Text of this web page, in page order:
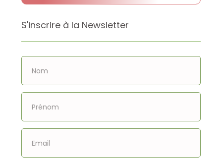
construire des sociétés où chaque
S'inscrire à la Newsletter